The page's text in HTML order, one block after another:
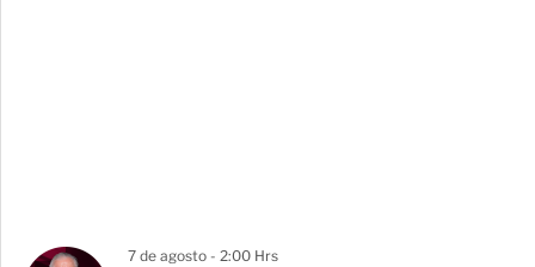
7 de agosto - 2:00 Hrs